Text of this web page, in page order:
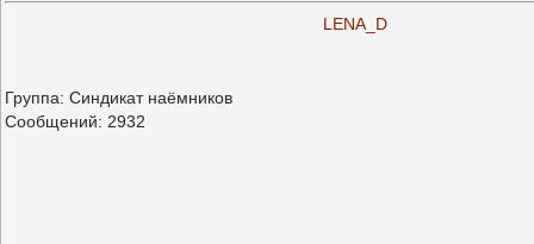
LENA_D
Группа: Синдикат наёмников
Сообщений: 2932